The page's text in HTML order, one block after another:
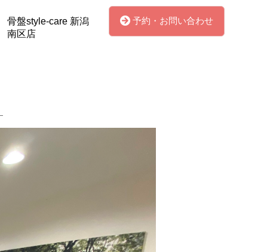
骨盤style-care 新潟
南区店
予約・お問い合わせ